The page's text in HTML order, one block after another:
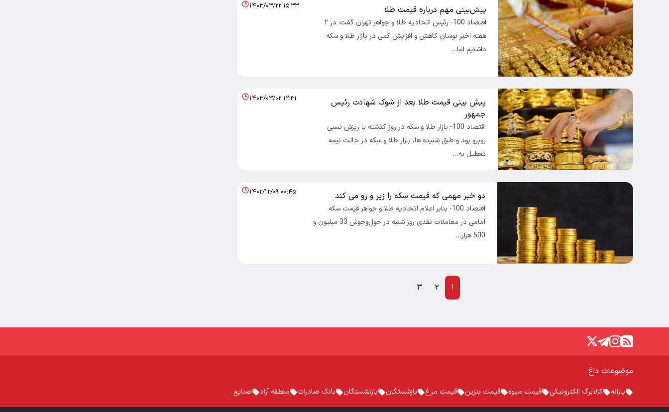
پیش‌بینی مهم درباره قیمت طلا
اقتصاد 100- رئیس اتحادیه طلا و جواهر تهران گفت: در ۲
هفته اخیر نوسان کاهش و افزایش کمی در بازار طلا و سکه
داشتیم اما…
۱۴۰۳/۰۳/۲۲ ۱۵:۳۳
پیش بینی قیمت طلا بعد از شوک شهادت رئیس
جمهور
اقتصاد 100- بازار طلا و سکه در روز گذشته با ریزش نسبی
روبرو بود و طبق شنیده ها، بازار طلا و سکه در حالت نیمه
تعطیل به…
۱۴۰۳/۰۳/۰۲ ۱۲:۳۱
دو خبر مهمی که قیمت سکه را زیر و رو می کند
اقتصاد 100- بنابر اعلام اتحادیه طلا و جواهر قیمت سکه
امامی در معاملات نقدی روز شنبه در حول‌و‌حوش 33 میلیون و
500 هزار…
۱۴۰۲/۱۲/۰۹ ۰۰:۴۵
۱ ۲ ۳
موضوعات داغ
یارانه کالابرگ الکترونیکی قیمت میوه قیمت بنزین قیمت مرغ بازشستگان بازنشستگان بانک صادرات منطقه آزاد صنایع